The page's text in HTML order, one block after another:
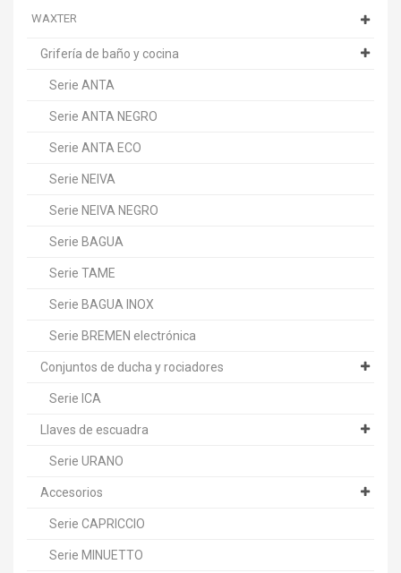
WAXTER
Grifería de baño y cocina
Serie ANTA
Serie ANTA NEGRO
Serie ANTA ECO
Serie NEIVA
Serie NEIVA NEGRO
Serie BAGUA
Serie TAME
Serie BAGUA INOX
Serie BREMEN electrónica
Conjuntos de ducha y rociadores
Serie ICA
Llaves de escuadra
Serie URANO
Accesorios
Serie CAPRICCIO
Serie MINUETTO